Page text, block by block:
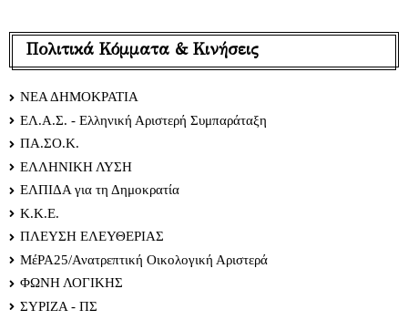
Πολιτικά Κόμματα & Κινήσεις
ΝΕΑ ΔΗΜΟΚΡΑΤΙΑ
ΕΛ.Α.Σ. - Ελληνική Αριστερή Συμπαράταξη
ΠΑ.ΣΟ.Κ.
ΕΛΛΗΝΙΚΗ ΛΥΣΗ
ΕΛΠΙΔΑ για τη Δημοκρατία
Κ.Κ.Ε.
ΠΛΕΥΣΗ ΕΛΕΥΘΕΡΙΑΣ
ΜέΡΑ25/Ανατρεπτική Οικολογική Αριστερά
ΦΩΝΗ ΛΟΓΙΚΗΣ
ΣΥΡΙΖΑ - ΠΣ